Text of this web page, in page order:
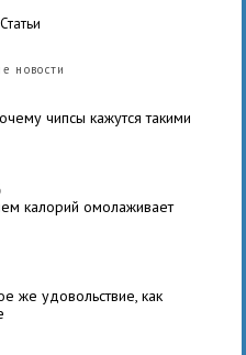
статьи
новости
чипсы кажутся такими
калорий омолаживает
же удовольствие, как